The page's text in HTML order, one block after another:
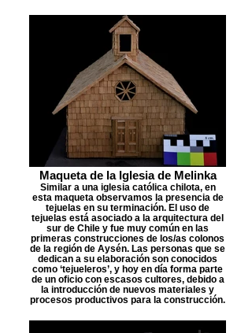
Maqueta de la Iglesia de Melinka
Similar a una iglesia católica chilota, en
esta maqueta observamos la presencia de
tejuelas en su terminación. El uso de
tejuelas está asociado a la arquitectura del
sur de Chile y fue muy común en las
primeras construcciones de los/as colonos
de la región de Aysén. Las personas que se
dedican a su elaboración son conocidos
como ‘tejueleros’, y hoy en día forma parte
de un oficio con escasos cultores, debido a
la introducción de nuevos materiales y
procesos productivos para la construcción.